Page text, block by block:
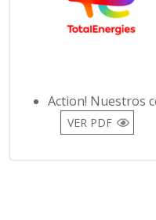
Action! Nuestros
VER PDF